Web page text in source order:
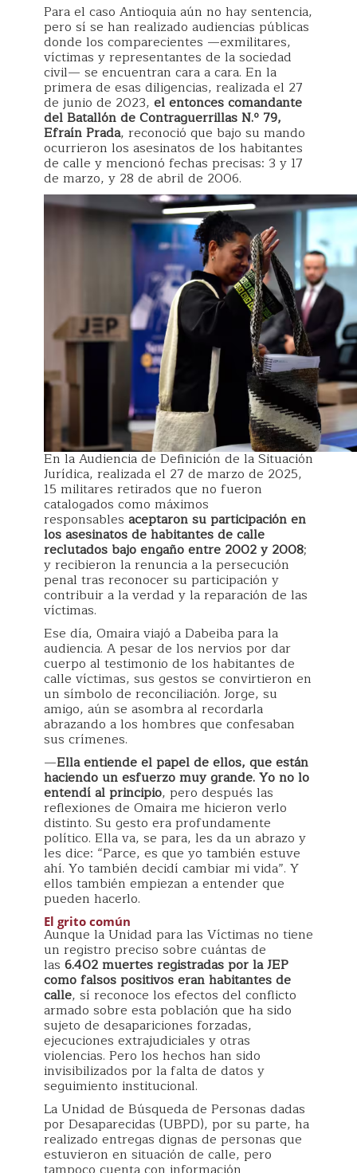
Para el caso Antioquia aún no hay sentencia,
pero sí se han realizado audiencias públicas
donde los comparecientes —exmilitares,
víctimas y representantes de la sociedad
civil— se encuentran cara a cara. En la
primera de esas diligencias, realizada el 27
de junio de 2023, el entonces comandante
del Batallón de Contraguerrillas N.º 79,
Efraín Prada, reconoció que bajo su mando
ocurrieron los asesinatos de los habitantes
de calle y mencionó fechas precisas: 3 y 17
de marzo, y 28 de abril de 2006.
En la Audiencia de Definición de la Situación
Jurídica, realizada el 27 de marzo de 2025,
15 militares retirados que no fueron
catalogados como máximos
responsables aceptaron su participación en
los asesinatos de habitantes de calle
reclutados bajo engaño entre 2002 y 2008;
y recibieron la renuncia a la persecución
penal tras reconocer su participación y
contribuir a la verdad y la reparación de las
víctimas.
Ese día, Omaira viajó a Dabeiba para la
audiencia. A pesar de los nervios por dar
cuerpo al testimonio de los habitantes de
calle víctimas, sus gestos se convirtieron en
un símbolo de reconciliación. Jorge, su
amigo, aún se asombra al recordarla
abrazando a los hombres que confesaban
sus crímenes.
—Ella entiende el papel de ellos, que están
haciendo un esfuerzo muy grande. Yo no lo
entendí al principio, pero después las
reflexiones de Omaira me hicieron verlo
distinto. Su gesto era profundamente
político. Ella va, se para, les da un abrazo y
les dice: “Parce, es que yo también estuve
ahí. Yo también decidí cambiar mi vida”. Y
ellos también empiezan a entender que
pueden hacerlo.
El grito común
Aunque la Unidad para las Víctimas no tiene
un registro preciso sobre cuántas de
las 6.402 muertes registradas por la JEP
como falsos positivos eran habitantes de
calle, sí reconoce los efectos del conflicto
armado sobre esta población que ha sido
sujeto de desapariciones forzadas,
ejecuciones extrajudiciales y otras
violencias. Pero los hechos han sido
invisibilizados por la falta de datos y
seguimiento institucional.
La Unidad de Búsqueda de Personas dadas
por Desaparecidas (UBPD), por su parte, ha
realizado entregas dignas de personas que
estuvieron en situación de calle, pero